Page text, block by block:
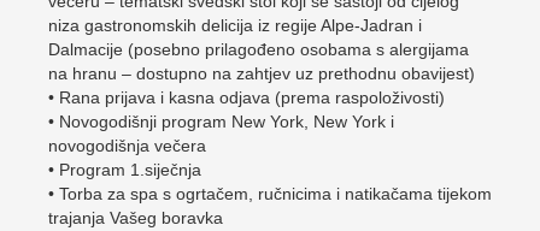
niza gastronomskih delicija iz regije Alpe-Jadran i
Dalmacije (posebno prilagođeno osobama s alergijama
na hranu – dostupno na zahtjev uz prethodnu obavijest)
• Rana prijava i kasna odjava (prema raspoloživosti)
• Novogodišnji program New York, New York i
novogodišnja večera
• Program 1.siječnja
• Torba za spa s ogrtačem, ručnicima i natikačama tijekom
trajanja Vašeg boravka